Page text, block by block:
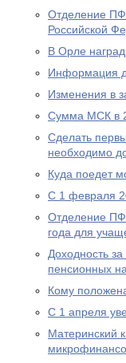
Отделение
Российской
В Орле
Информация
Изменения в
Сумма МСК в
Сделать
необходимо
Куда поедет
С 1 февраля
Отделение
года для
Доходность
пенсионных
Кому
С 1 апреля
Материнский